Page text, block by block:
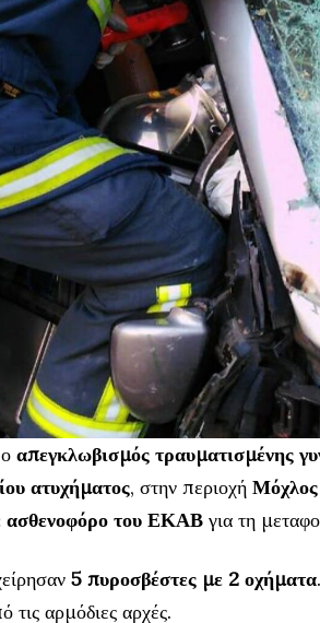
απεγκλωβισμός τραυματισμένης
ατυχήματος, στην περιοχή
ασθενοφόρο του ΕΚΑΒ για τη
5 πυροσβέστες με 2 οχήματα
τις αρμόδιες αρχές.